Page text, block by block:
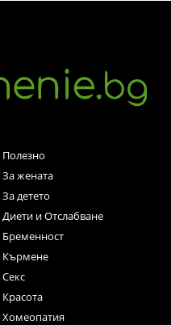
Полезно
За жената
За детето
Диети и Отслабване
Бременност
Кърмене
Секс
Красота
Хомеопатия